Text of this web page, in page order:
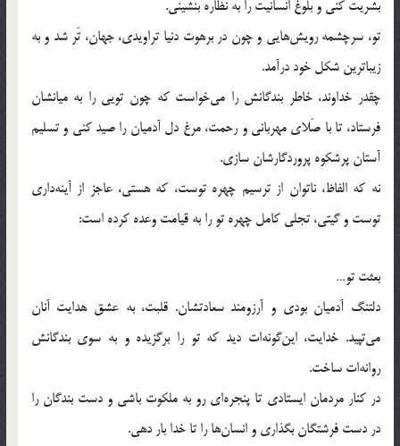
بشریت کنی و بلوغ انسانیت را به نظاره بنشینی.
تو، سرچشمه رویش‌هایی و چون در برهوت دنیا تراویدی، جهان، تَر شد و به
زیباترین شکل خود درآمد.
چقدر خداوند، خاطر بندگانش را می‌خواست که چون تویی را به میانشان
فرستاد، تا با صَلای مهربانی و رحمت، مرغ دل آدمیان را صید کنی و تسلیم
آستان پرشکوه پروردگارشان سازی.
نه که الفاظ، ناتوان از ترسیم چهره توست، که هستی، عاجز از آینه‌داری
توست و گیتی، تجلی کامل چهره تو را به قیامت وعده کرده است:
بعثت تو…
دلتنگ آدمیان بودی و آرزومند سعادتشان. قلبت، به عشق هدایت آنان
می‌تپید. خدایت، این‌گونه‌ات دید که تو را برگزیده و به سوی بندگانش
روانه‌ات ساخت.
در کنار مردمان ایستادی تا پنجره‌ای رو به ملکوت باشی و دست بندگان را
در دست فرشتگان بگذاری و انسان‌ها را تا خدا بار دهی.